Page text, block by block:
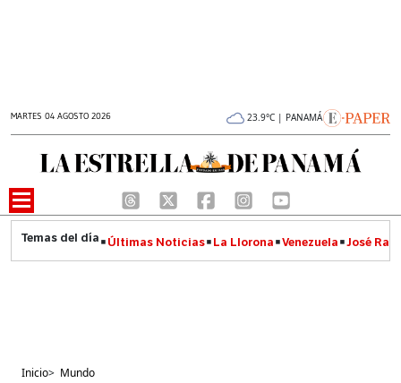
MARTES 04 AGOSTO 2026 23.9°C | PANAMÁ
Últimas Noticias La Llorona Venezuela José
Inicio> Mundo